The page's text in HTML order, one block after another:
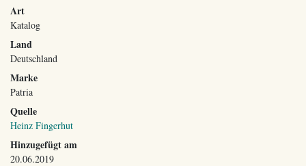
Art
Katalog
Land
Deutschland
Marke
Patria
Quelle
Heinz Fingerhut
Hinzugefügt am
20.06.2019